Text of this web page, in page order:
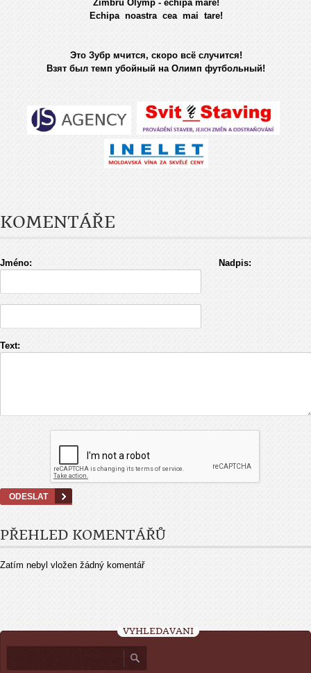
Zimbru Olymp - echipa mare!
Echipa noastra cea mai tare!
Это Зубр мчится, скоро всё случится!
Взят был темп убойный на Олимп футбольный!
KOMENTÁŘE
Jméno: Nadpis:
Text:
PŘEHLED KOMENTÁŘŮ
Zatím nebyl vložen žádný komentář
VYHLEDÁVÁNÍ